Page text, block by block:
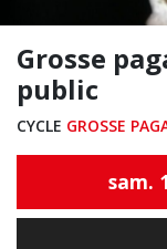
Grosse
public
CYCLE GROSSE
sam.